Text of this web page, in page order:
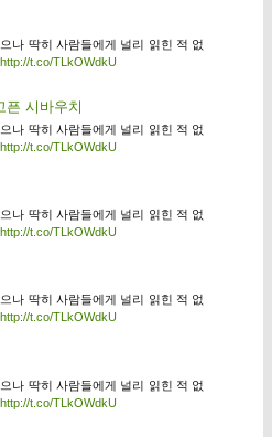
나 딱히 사람들에게 널리 읽힌 적 없
http://t.co/TLkOWdkU
픈 시바우치
나 딱히 사람들에게 널리 읽힌 적 없
http://t.co/TLkOWdkU
나 딱히 사람들에게 널리 읽힌 적 없
http://t.co/TLkOWdkU
나 딱히 사람들에게 널리 읽힌 적 없
http://t.co/TLkOWdkU
나 딱히 사람들에게 널리 읽힌 적 없
http://t.co/TLkOWdkU